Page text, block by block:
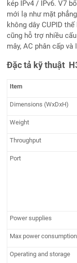
kép IPv4 / IPv6. V7
mới lạ như mặt
không dây CUPID
cũng hỗ trợ nhiều
mây, AC phân cấp và
Đặc tả kỹ thuật
Item
Dimensions (WxDxH)
Weight
Throughput
Port
Power supplies
Max power consumption
Operating and storage